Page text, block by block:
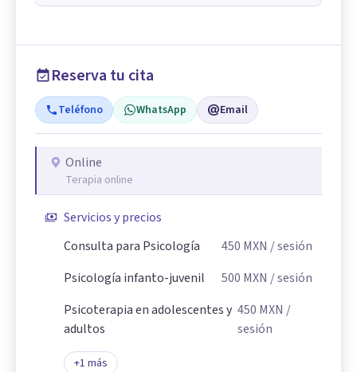
Reserva tu cita
Teléfono WhatsApp Email
Online
Terapia online
Servicios y precios
Consulta para Psicología
450 MXN / sesión
Psicología infanto-juvenil
500 MXN / sesión
Psicoterapia en adolescentes y
adultos
450 MXN /
sesión
+1 más